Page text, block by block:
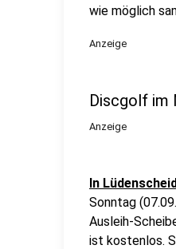
wie möglich
Anzeige
Discgolf im
Anzeige
In
Sonntag
Ausleih-
ist kostenlos.